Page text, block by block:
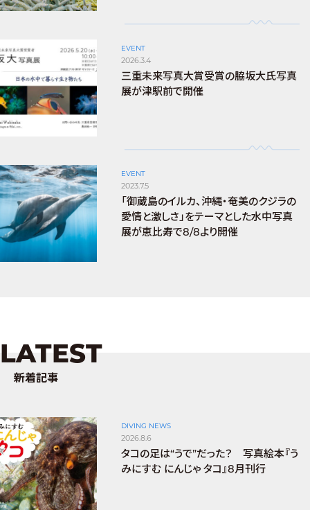
EVENT
2026.3.4
三重未来写真大賞受賞の脇坂大氏写真
展が津駅前で開催
EVENT
2023.7.5
「御蔵島のイルカ、沖縄・奄美のクジラの
愛情と激しさ」をテーマとした水中写真
展が恵比寿で8/8より開催
LATEST
新着記事
DIVING NEWS
2026.8.6
タコの足は“うで”だった？ 写真絵本『う
みにすむ にんじゃ タコ』8月刊行